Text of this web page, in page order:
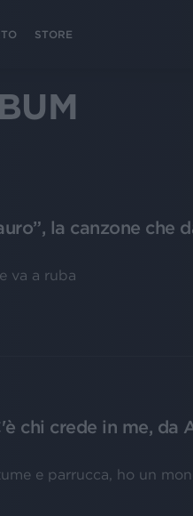
STORE
la canzone che
va a ruba
chi crede in me, da
e parrucca, ho un